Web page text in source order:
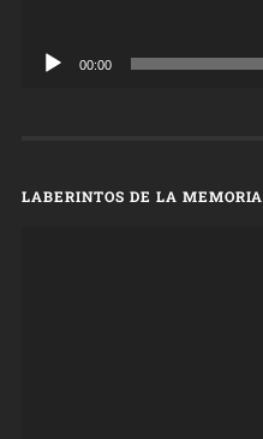
00:00
LABERINTOS DE LA MEMORIA